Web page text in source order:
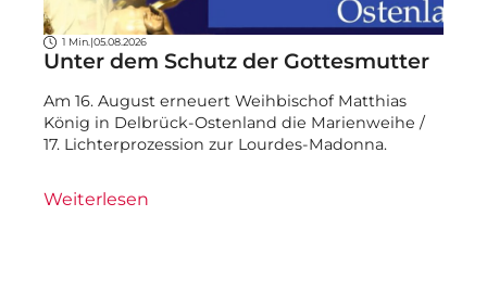
1 Min.| 05.08.2026
Unter dem Schutz der Gottesmutter
Am 16. August erneuert Weihbischof Matthias
König in Delbrück-Ostenland die Marienweihe /
17. Lichterprozession zur Lourdes-Madonna.
Weiterlesen